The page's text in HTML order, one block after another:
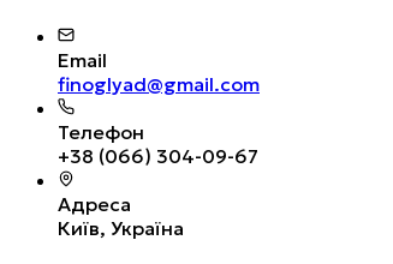
Email
finoglyad@gmail.com
Телефон
+38 (066) 304-09-67
Адреса
Київ, Україна